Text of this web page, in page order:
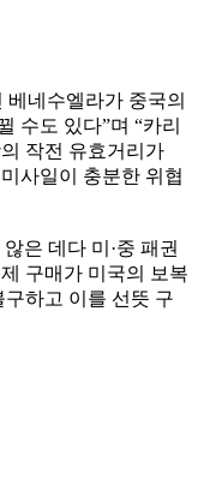
베네수엘라가 중국의
수도 있다”며 “카리
작전 유효거리가
사일이 충분한 위협
은 데다 미·중 패권
구매가 미국의 보복
하고 이를 선뜻 구